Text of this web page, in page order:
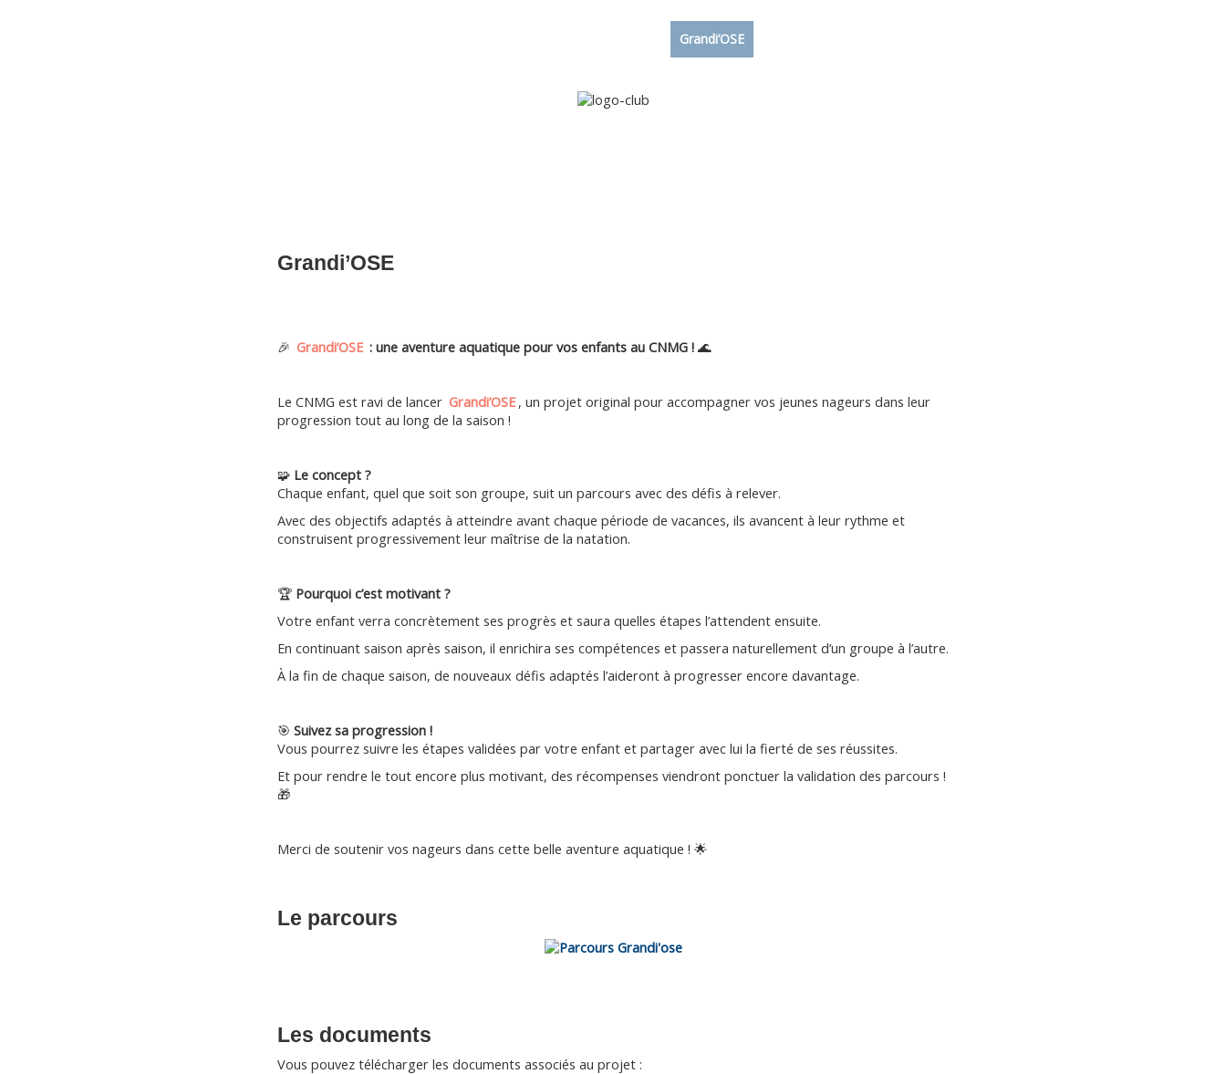
Grandi’OSE
Grandi’OSE
🎉 Grandi’OSE : une aventure aquatique pour vos enfants au CNMG !🌊
Le CNMG est ravi de lancer Grandi’OSE , un projet original pour accompagner vos jeunes nageurs dans leur
progression tout au long de la saison !
🧩 Le concept ?
Chaque enfant, quel que soit son groupe, suit un parcours avec des défis à relever.
Avec des objectifs adaptés à atteindre avant chaque période de vacances, ils avancent à leur rythme et
construisent progressivement leur maîtrise de la natation.
🏆 Pourquoi c’est motivant ?
Votre enfant verra concrètement ses progrès et saura quelles étapes l’attendent ensuite.
En continuant saison après saison, il enrichira ses compétences et passera naturellement d’un groupe à l’autre.
À la fin de chaque saison, de nouveaux défis adaptés l’aideront à progresser encore davantage.
🎯 Suivez sa progression !
Vous pourrez suivre les étapes validées par votre enfant et partager avec lui la fierté de ses réussites.
Et pour rendre le tout encore plus motivant, des récompenses viendront ponctuer la validation des parcours !
🎁
Merci de soutenir vos nageurs dans cette belle aventure aquatique ! 🌟
Le parcours
Les documents
Vous pouvez télécharger les documents associés au projet :